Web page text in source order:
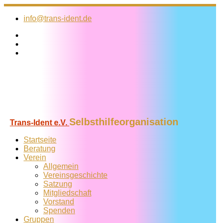
Zum
Inhalt
info@trans-ident.de
Trans-Ident e.V. Selbsthilfeorganisation
Startseite
Beratung
Verein
Allgemein
Vereins­geschichte
Satzung
Mitglied­schaft
Vorstand
Spenden
Gruppen